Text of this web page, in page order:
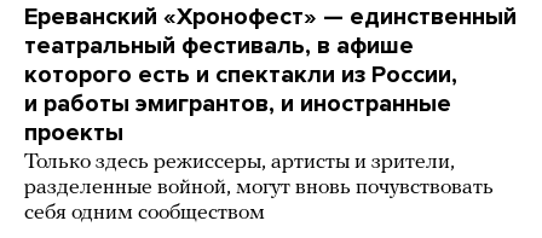
Ереванский «Хронофест» — единственный
театральный фестиваль, в афише
которого есть и спектакли из России,
и работы эмигрантов, и иностранные
проекты
Только здесь режиссеры, артисты и зрители,
разделенные войной, могут вновь почувствовать
себя одним сообществом